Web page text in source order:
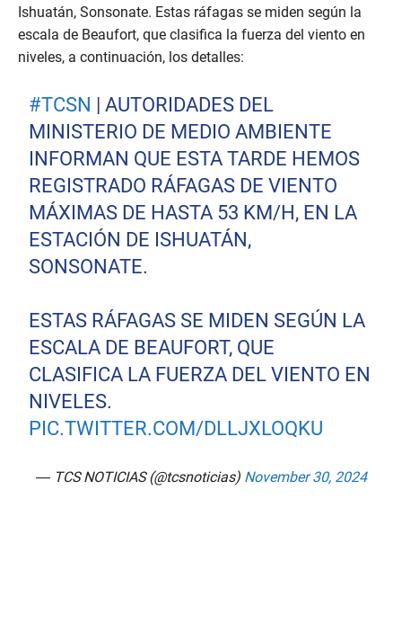
Ishuatán, Sonsonate. Estas ráfagas se miden según la
escala de Beaufort, que clasifica la fuerza del viento en
niveles, a continuación, los detalles:
#TCSN | AUTORIDADES DEL
MINISTERIO DE MEDIO AMBIENTE
INFORMAN QUE ESTA TARDE HEMOS
REGISTRADO RÁFAGAS DE VIENTO
MÁXIMAS DE HASTA 53 KM/H, EN LA
ESTACIÓN DE ISHUATÁN,
SONSONATE.
ESTAS RÁFAGAS SE MIDEN SEGÚN LA
ESCALA DE BEAUFORT, QUE
CLASIFICA LA FUERZA DEL VIENTO EN
NIVELES.
PIC.TWITTER.COM/DLLJXLOQKU
— TCS NOTICIAS (@tcsnoticias) November 30, 2024